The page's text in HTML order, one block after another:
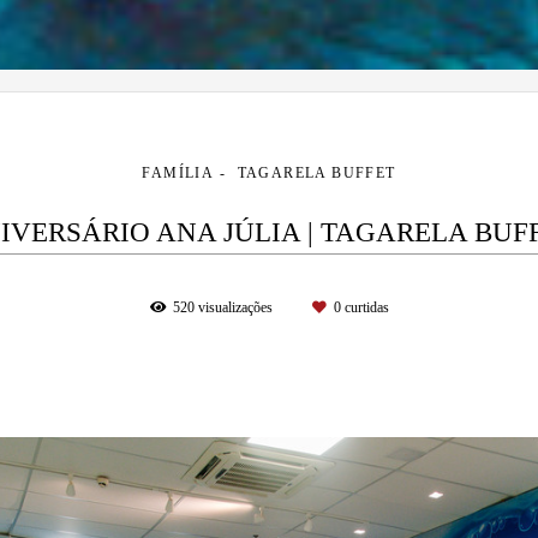
FAMÍLIA TAGARELA BUFFET
ANA JÚLIA | TAGARELA
520visualizações 0curtidas